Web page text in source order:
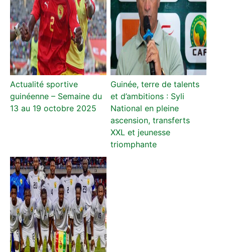
Actualité sportive
guinéenne – Semaine du
13 au 19 octobre 2025
Guinée, terre de talents
et d’ambitions : Syli
National en pleine
ascension, transferts
XXL et jeunesse
triomphante